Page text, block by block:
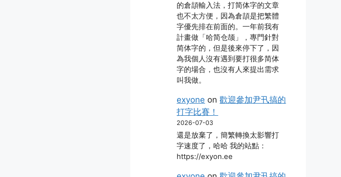
的倉頡輸入法，打简体字的文章
也不太方便，因為倉頡是把繁體
字優先排在前面的。一年前我有
計畫做「哈简仓颉」，專門針對
简体字的，但是後來停下了，因
為我個人沒有遇到要打很多简体
字的場合，也沒有人來提出需求
叫我做。
exyone on歡迎參加尹卂搞的
打字比賽！
2026-07-03
還是放棄了，簡繁轉換太影響打
字速度了，哈哈 我的站點：
https://exyon.ee